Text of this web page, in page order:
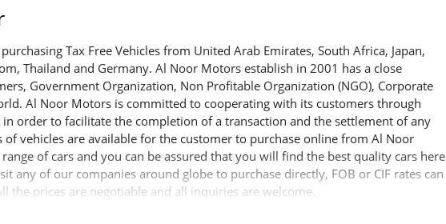
Tax Free Vehicles from United Arab Emirates, South Africa, Japan,
Thailand and Germany. Al Noor Motors establish in 2001 has a close
Government Organization, Non Profitable Organization (NGO), Corporate
Al Noor Motors is committed to cooperating with its customers through
order to facilitate the completion of a transaction and the settlement of any
vehicles are available for the customer to purchase online from Al Noor
of cars and you can be assured that you will find the best quality cars here
any of our companies around globe to purchase directly, FOB or CIF rates can
the prices are negotiable and all inquiries are welcome.